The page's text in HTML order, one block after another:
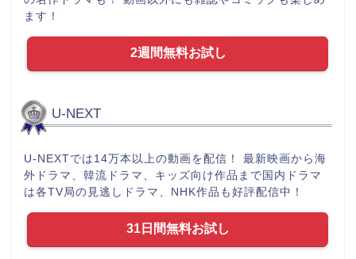
ます！
2週間無料お試し
U-NEXT
U-NEXTでは14万本以上の動画を配信！ 最新映画から海
外ドラマ、韓流ドラマ、キッズ向け作品まで国内ドラマ
は各TV局の見逃しドラマ、NHK作品も好評配信中！
31日間無料お試し